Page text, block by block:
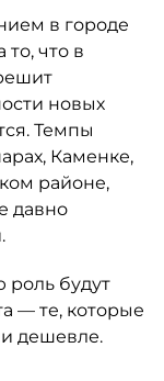
в городе
то, что в
новых
Темпы
Каменке,
районе,
давно
роль будут
— те, которые
дешевле.